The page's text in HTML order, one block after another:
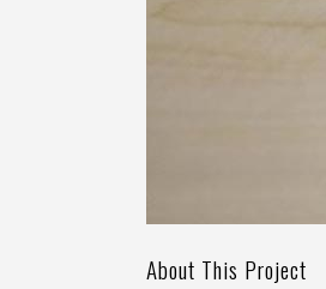
About This Project